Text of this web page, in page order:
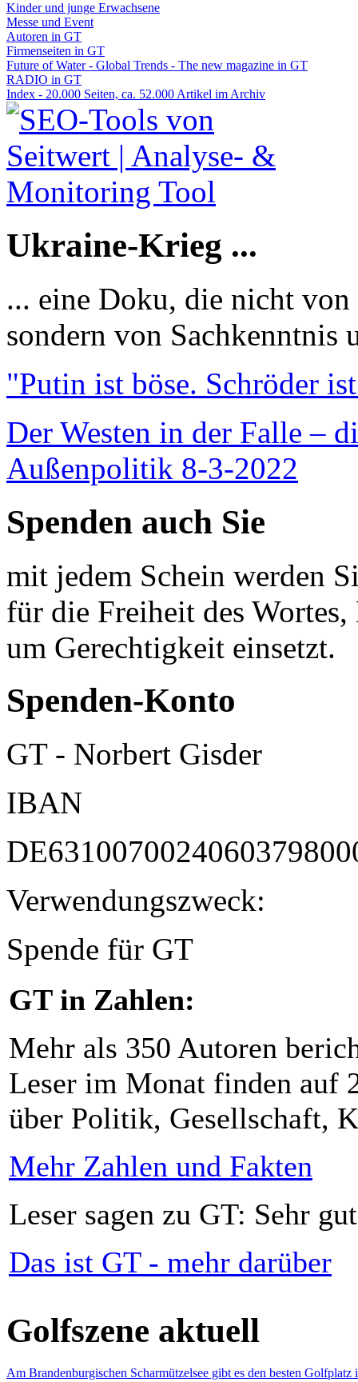
Kinder und junge Erwachsene
Messe und Event
Autoren in GT
Firmenseiten in GT
Future of Water - Global Trends - The new magazine in GT
RADIO in GT
Index - 20.000 Seiten, ca. 52.000 Artikel im Archiv
Ukraine-Krieg ...
... eine Doku, die nicht
sondern von Sachkenntnis
"Putin ist böse. Schröder
Der Westen in der Falle –
Außenpolitik 8-3-2022
Spenden auch Sie
mit jedem Schein werden
für die Freiheit des
um Gerechtigkeit einsetzt.
Spenden-Konto
GT - Norbert Gisder
IBAN
Verwendungszweck:
Spende für GT
GT in Zahlen:
Mehr als 350 Autoren
Leser im Monat finden auf
über Politik, Gesellschaft,
Mehr Zahlen und Fakten
Leser sagen zu GT: Sehr
Das ist GT - mehr darüber
Golfszene aktuell
Am Brandenburgischen Scharmützelsee gibt es den besten